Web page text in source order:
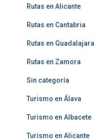
Rutas en Alicante
Rutas en Cantabria
Rutas en Guadalajara
Rutas en Zamora
Sin categoría
Turismo en Álava
Turismo en Albacete
Turismo en Alicante